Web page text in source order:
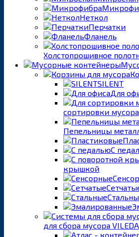
Неткол
Перчатки
Фланель
Холстопрошивное
SILENT
Для
сортировки мусора
Пепельницы
С
крышкой
для сбора мусора VILEDA